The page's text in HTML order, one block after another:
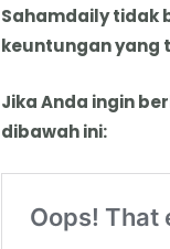
Sahamdaily tidak
keuntungan yang
Jika Anda ingin
dibawah ini: